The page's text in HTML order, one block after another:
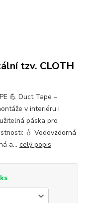
tzv. CLOTH
💪 Duct Tape –
v interiéru i
páska pro
💧 Vodovzdorná
a... celý popis